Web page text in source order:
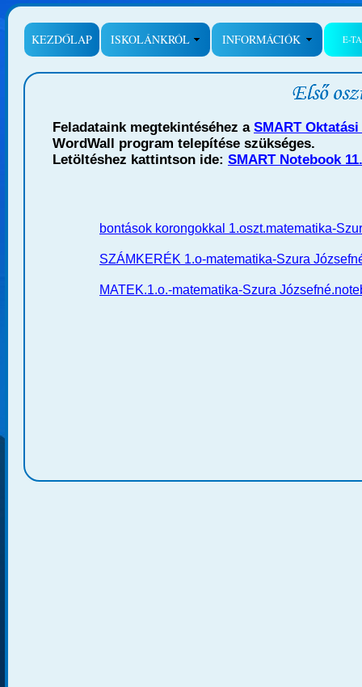
KEZDŐLAP ISKOLÁNKRÓL INFORMÁCIÓK E-
Feladataink megtekintéséhez a SMART
WordWall program telepítése szükséges.
Letöltéshez kattintson ide: SMART Notebook
bontások korongokkal 1.oszt.matematika-
SZÁMKERÉK 1.o-matematika-Szura
MATEK.1.o.-matematika-Szura